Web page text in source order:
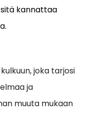
kannattaa
joka tarjosi
ja
muuta mukaan